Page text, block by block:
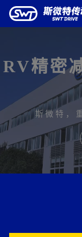
RV精密
斯微特，